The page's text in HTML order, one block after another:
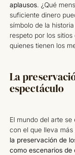
aplausos. ¿Qué
suficiente dinero
símbolo de la
respeto por los
quienes tienen los
La
espectáculo
El mundo del arte
con el que lleva
la preservación de
como escenarios de